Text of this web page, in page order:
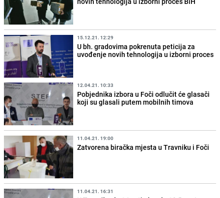
15.12.21. 12:29
U bh. gradovima pokrenuta peticija za
uvođenje novih tehnologija u izborni proces
12.04.21. 10:33
Pobjednika izbora u Foči odlučit će glasači
koji su glasali putem mobilnih timova
11.04.21. 19:00
Zatvorena biračka mjesta u Travniku i Foči
11.04.21. 16:31